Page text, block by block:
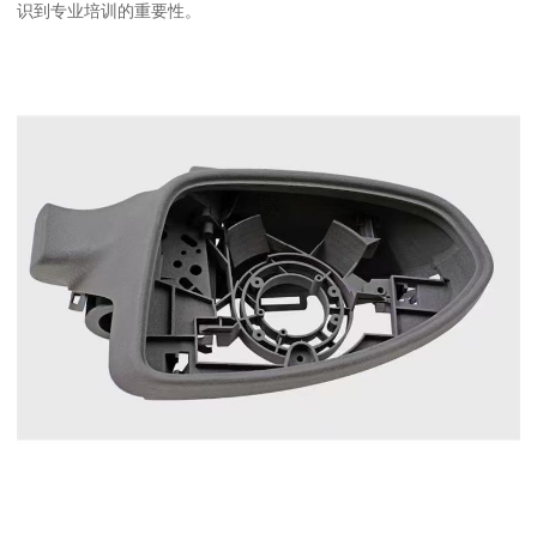
识到专业培训的重要性。